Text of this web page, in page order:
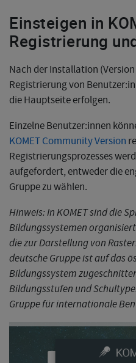
Einsteigen in
Registrierung
Nach der Installation
Registrierung von
die Hauptseite erfolgen.
Einzelne Benutzer:innen
KOMET Community Version
Registrierungsprozesses
aufgefordert, entweder die
Gruppe zu wählen.
Hinweis: In KOMET sind die
Bildungssystemen
die zur Darstellung von
deutsche Gruppe ist auf das
Bildungssystem
Bildungsstufen und
Gruppe für internationale